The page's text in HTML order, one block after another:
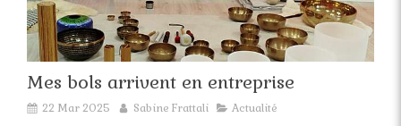
Mes bols arrivent en entreprise
22 Mar 2025 Sabine Frattali Actualité